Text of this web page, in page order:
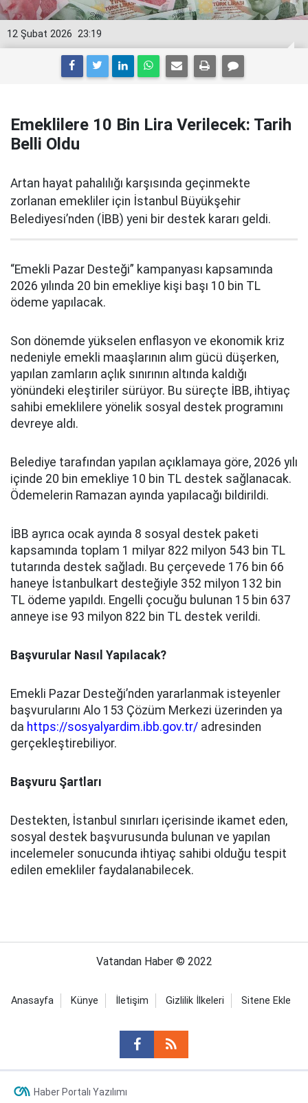
23:19
12 Şubat 2026
Emeklilere 10 Bin Lira Verilecek: Tarih
Belli Oldu
Artan hayat pahalılığı karşısında geçinmekte
zorlanan emekliler için İstanbul Büyükşehir
Belediyesi’nden (İBB) yeni bir destek kararı geldi.
“Emekli Pazar Desteği” kampanyası kapsamında
2026 yılında 20 bin emekliye kişi başı 10 bin TL
ödeme yapılacak.
Son dönemde yükselen enflasyon ve ekonomik kriz
nedeniyle emekli maaşlarının alım gücü düşerken,
yapılan zamların açlık sınırının altında kaldığı
yönündeki eleştiriler sürüyor. Bu süreçte İBB, ihtiyaç
sahibi emeklilere yönelik sosyal destek programını
devreye aldı.
Belediye tarafından yapılan açıklamaya göre, 2026 yılı
içinde 20 bin emekliye 10 bin TL destek sağlanacak.
Ödemelerin Ramazan ayında yapılacağı bildirildi.
İBB ayrıca ocak ayında 8 sosyal destek paketi
kapsamında toplam 1 milyar 822 milyon 543 bin TL
tutarında destek sağladı. Bu çerçevede 176 bin 66
haneye İstanbulkart desteğiyle 352 milyon 132 bin
TL ödeme yapıldı. Engelli çocuğu bulunan 15 bin 637
anneye ise 93 milyon 822 bin TL destek verildi.
Başvurular Nasıl Yapılacak?
Emekli Pazar Desteği’nden yararlanmak isteyenler
başvurularını Alo 153 Çözüm Merkezi üzerinden ya
da https://sosyalyardim.ibb.gov.tr/ adresinden
gerçekleştirebiliyor.
Başvuru Şartları
Destekten, İstanbul sınırları içerisinde ikamet eden,
sosyal destek başvurusunda bulunan ve yapılan
incelemeler sonucunda ihtiyaç sahibi olduğu tespit
edilen emekliler faydalanabilecek.
Vatandan Haber © 2022
Anasayfa Künye İletişim Gizlilik İlkeleri Sitene Ekle
Haber Portalı Yazılımı